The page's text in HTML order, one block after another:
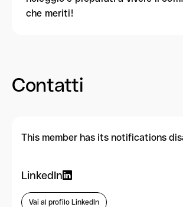
che meriti!
Contatti
This member has its notifications
LinkedIn
Vai al profilo LinkedIn